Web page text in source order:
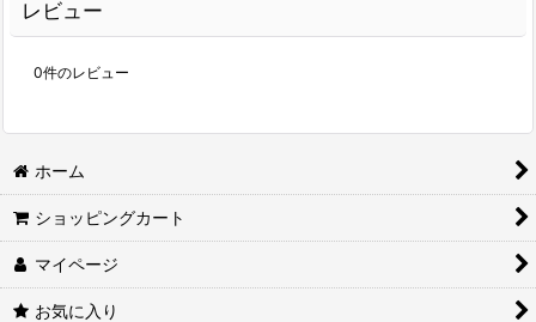
レビュー
0件のレビュー
ホーム
ショッピングカート
マイページ
お気に入り